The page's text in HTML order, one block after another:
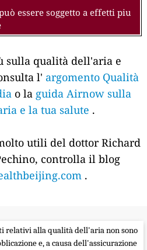
essere soggetto a effetti piu
sulla qualità dell'aria e
l' argomento Qualità
o la guida Airnow sulla
e la tua salute .
utili del dottor Richard
controlla il blog
.
relativi alla qualità dell'aria non sono
e, a causa dell'assicurazione